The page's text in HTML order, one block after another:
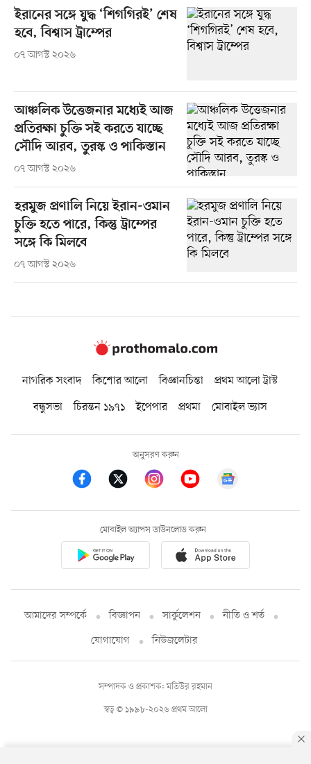
ইরানের সঙ্গে যুদ্ধ ‘শিগগিরই’ শেষ
হবে, বিশ্বাস ট্রাম্পের
০৭ আগস্ট ২০২৬
আঞ্চলিক উত্তেজনার মধ্যেই আজ
প্রতিরক্ষা চুক্তি সই করতে যাচ্ছে
সৌদি আরব, তুরস্ক ও পাকিস্তান
০৭ আগস্ট ২০২৬
হরমুজ প্রণালি নিয়ে ইরান-ওমান
চুক্তি হতে পারে, কিন্তু ট্রাম্পের
সঙ্গে কি মিলবে
০৭ আগস্ট ২০২৬
নাগরিক সংবাদ কিশোর আলো বিজ্ঞানচিন্তা
প্রথম আলো ট্রাস্ট
বন্ধুসভা
চিরন্তন ১৯৭১ ইপেপার প্রথমা মোবাইল ভ্যাস
অনুসরণ করুন
মোবাইল অ্যাপস ডাউনলোড করুন
আমাদের সম্পর্কে বিজ্ঞাপন সার্কুলেশন
নীতি ও শর্ত
যোগাযোগ
নিউজলেটার
স্বত্ব © ১৯৯৮-২০২৬ প্রথম আলো
সম্পাদক ও প্রকাশক: মতিউর রহমান